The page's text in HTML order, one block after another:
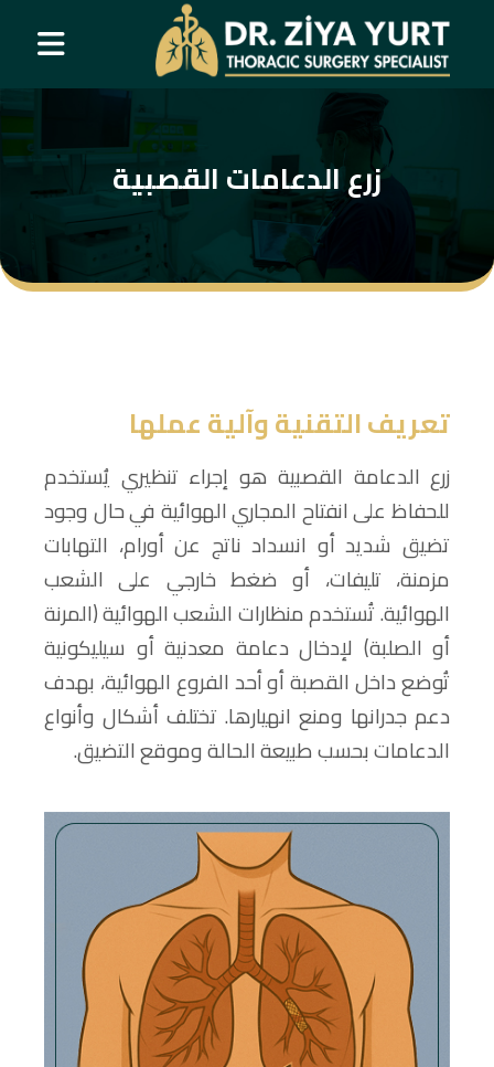
زرع الدعامات القصبية
تعريف التقنية وآلية عملها
زرع الدعامة القصبية هو إجراء تنظيري يُستخدم
للحفاظ على انفتاح المجاري الهوائية في حال وجود
تضيق شديد أو انسداد ناتج عن أورام، التهابات
مزمنة، تليفات، أو ضغط خارجي على الشعب
الهوائية. تُستخدم منظارات الشعب الهوائية (المرنة
أو الصلبة) لإدخال دعامة معدنية أو سيليكونية
تُوضع داخل القصبة أو أحد الفروع الهوائية، بهدف
دعم جدرانها ومنع انهيارها. تختلف أشكال وأنواع
الدعامات بحسب طبيعة الحالة وموقع التضيق.